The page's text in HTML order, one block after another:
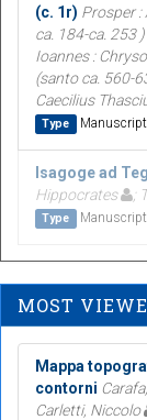
(c. 1r) Prosper :
ca. 184-ca. 253 )
Ioannes :
(santo ca. 560-
Caecilius
Type Manuscript
Isagoge ad
Hippocrates
;
Type Manuscript
MOST
Mappa
contorni
Carletti, Niccolo